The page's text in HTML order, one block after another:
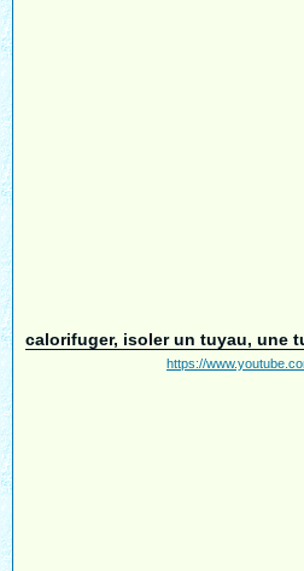
calorifuger, isoler un tuyau, une
https://